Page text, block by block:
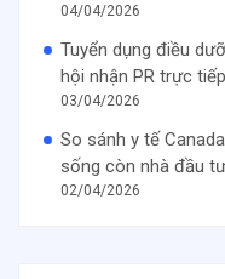
04/04/2026
Tuyển dụng điều
hội nhận PR trực tiếp
03/04/2026
So sánh y tế
sống còn nhà đầu
02/04/2026